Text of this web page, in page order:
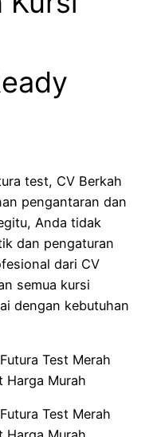
test, CV Berkah
pengantaran dan
Anda tidak
dan pengaturan
dari CV
semua kursi
dengan kebutuhan